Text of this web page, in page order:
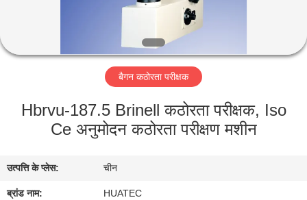
में
भ्रमण
नियंत्रण
बैगन कठोरता परीक्षक
Hbrvu-187.5 Brinell कठोरता परीक्षक, Iso
Ce अनुमोदन कठोरता परीक्षण मशीन
उत्पत्ति के प्लेस: चीन
ब्रांड नाम: HUATEC